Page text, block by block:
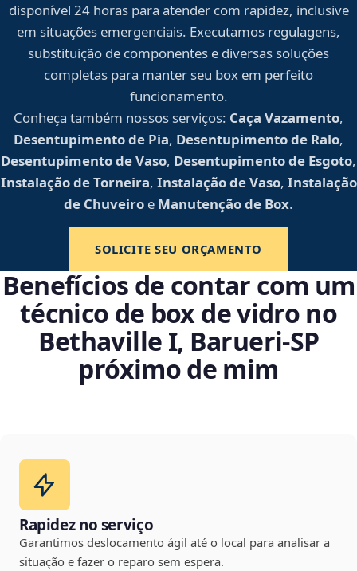
disponível 24 horas para atender com rapidez, inclusive
em situações emergenciais. Executamos regulagens,
substituição de componentes e diversas soluções
completas para manter seu box em perfeito
funcionamento.
Conheça também nossos serviços: Caça Vazamento,
Desentupimento de Pia, Desentupimento de Ralo,
Desentupimento de Vaso, Desentupimento de Esgoto,
Instalação de Torneira, Instalação de Vaso, Instalação
de Chuveiro e Manutenção de Box.
SOLICITE SEU ORÇAMENTO
Benefícios de contar com um
técnico de box de vidro no
Bethaville I, Barueri‑SP
próximo de mim
Rapidez no serviço
Garantimos deslocamento ágil até o local para analisar a
situação e fazer o reparo sem espera.